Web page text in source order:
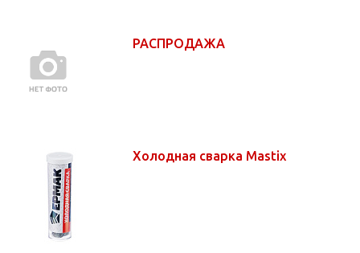
РАСПРОДАЖА
Холодная сварка Mastix